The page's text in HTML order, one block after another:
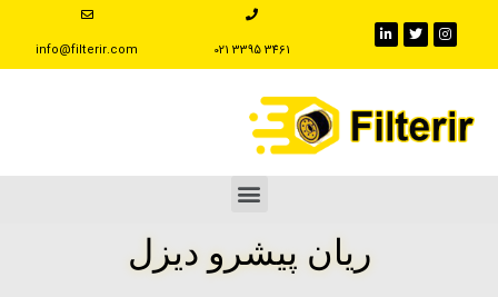
‪021 3395 3461
info@filterir.com
ریان پیشرو دیزل